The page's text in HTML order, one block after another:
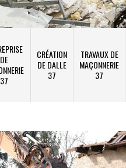
DE
37
CRÉATION
DE DALLE
37
TRAVAUX DE
MAÇONNERIE
37